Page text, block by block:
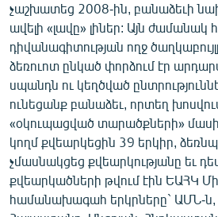
չաշխատեց 2008-ին, բանաձեւի
ավելի «լավը» լիներ: Այն ժամանակ
դիվանագիտության ողջ
ձեռուոտ ընկած փորձում էր
սպանդն ու կեղծված
ունեցանք բանաձեւ, որտեղ
«օկուպացված տարածքների»
կողմ քվեարկեցին 39 երկիր,
չմասնակցեց քվեարկությանը եւ
քվեարկածների թվում էին ԵԱՀԿ
համանախագահ երկրները` ԱՄՆ-ն,